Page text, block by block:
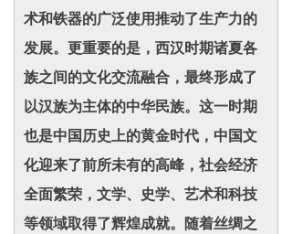
术和铁器的广泛使用推动了生产力的
发展。更重要的是，西汉时期诸夏各
族之间的文化交流融合，最终形成了
以汉族为主体的中华民族。这一时期
也是中国历史上的黄金时代，中国文
化迎来了前所未有的高峰，社会经济
全面繁荣，文学、史学、艺术和科技
等领域取得了辉煌成就。随着丝绸之